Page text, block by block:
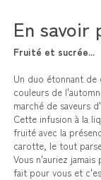
En savoir
Fruité et sucrée...
Un duo étonnant
couleurs de
marché de saveurs
Cette infusion à la
fruité avec la
carotte, le tout
Vous n'auriez
fait pour vous et